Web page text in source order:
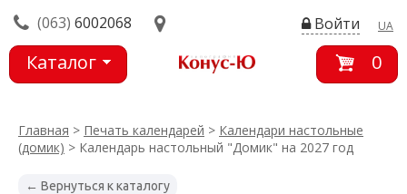
(063) 6002068 UA
Войти
Каталог
0
Главная > Печать календарей > Календари настольные
(домик) > Календарь настольный "Домик" на 2027 год
← Вернуться к каталогу